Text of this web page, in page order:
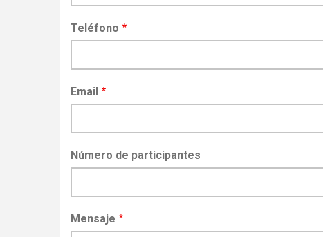
Teléfono
Email
Número de participantes
Mensaje